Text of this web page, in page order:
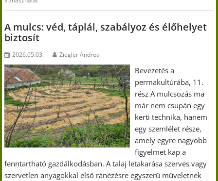
A mulcs: véd, táplál, szabályoz és élőhelyet
biztosít
2026.05.03. Ziegler Andrea
Bevezetés a
permakultúrába, 11.
rész A mulcsozás ma
már nem csupán egy
kerti technika, hanem
egy szemlélet része,
amely egyre nagyobb
figyelmet kap a
fenntartható gazdálkodásban. A talaj letakarása szerves vagy
szervetlen anyagokkal első ránézésre egyszerű műveletnek